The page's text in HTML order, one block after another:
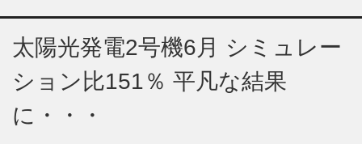
太陽光発電2号機6月 シミュレー
ション比151％ 平凡な結果
に・・・